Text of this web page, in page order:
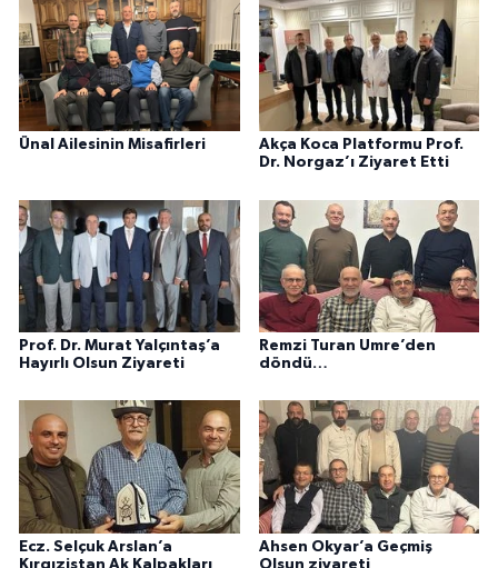
Ünal Ailesinin Misafirleri
Akça Koca Platformu Prof.
Dr. Norgaz’ı Ziyaret Etti
Prof. Dr. Murat Yalçıntaş’a
Hayırlı Olsun Ziyareti
Remzi Turan Umre’den
döndü…
Ecz. Selçuk Arslan’a
Kırgızistan Ak Kalpakları
Ahsen Okyar’a Geçmiş
Olsun ziyareti